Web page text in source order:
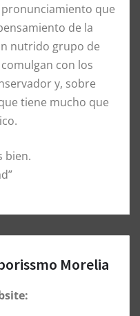
que
de la
nutrido grupo de
con los
y, sobre
tiene mucho que
bien.
Morelia